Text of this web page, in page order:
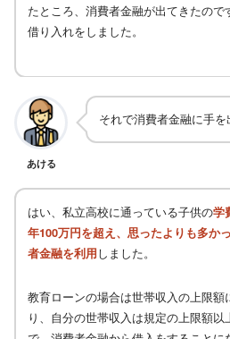
たところ、消費者金融が出てきたので
借り入れをしました。
あける
それで消費者金融に手を
はい、私立高校に通っている子供の学
年100万円を超え、思ったよりも多か
者金融を利用しました。
教育ローンの場合は世帯収入の上限額
り、自分の世帯収入は規定の上限額以